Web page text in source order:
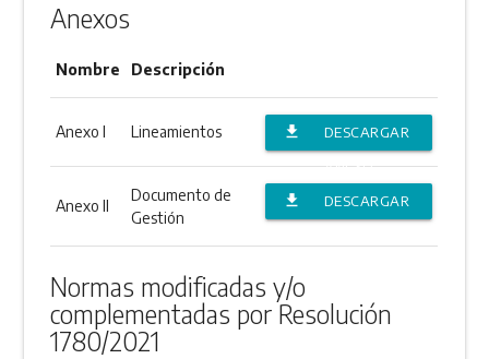
Anexos
Nombre Descripción
Anexo I Lineamientos file_download
DESCARGAR
ANEXO
Anexo II
Documento de
Gestión
file_download
DESCARGAR
Normas modificadas y/o
complementadas por Resolución
1780/2021